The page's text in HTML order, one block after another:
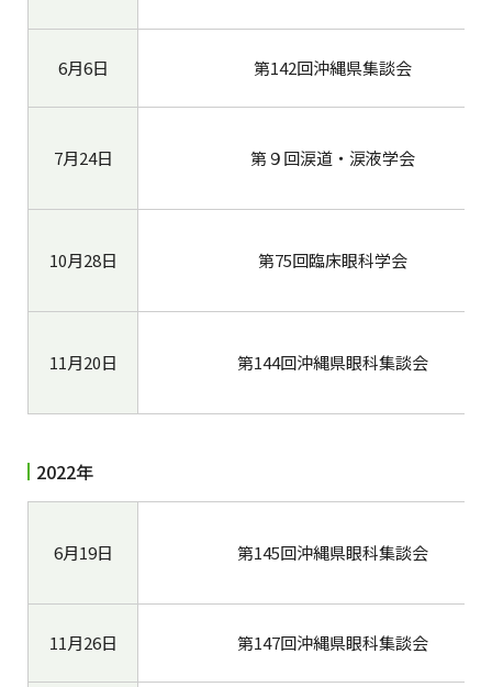
6月6日 第142回沖縄県集談会
7月24日 第９回涙道・涙液学会
10月28日 第75回臨床眼科学会
11月20日 第144回沖縄県眼科集談会
2022年
6月19日 第145回沖縄県眼科集談会
11月26日 第147回沖縄県眼科集談会